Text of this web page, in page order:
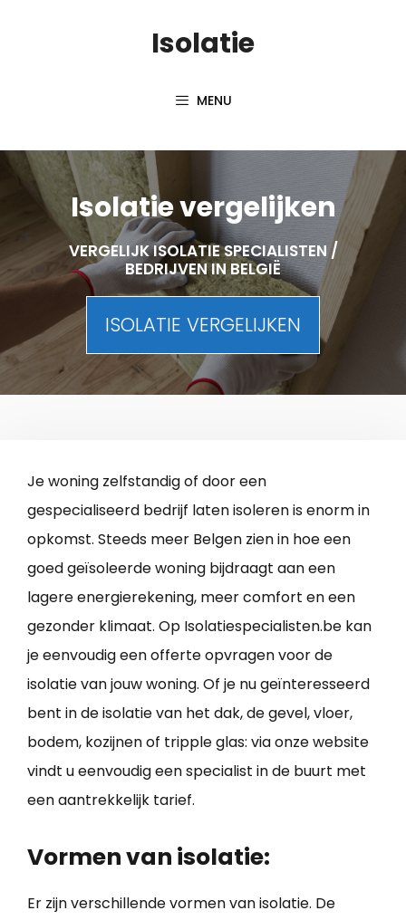
Isolatie
MENU
Isolatie vergelijken
VERGELIJK ISOLATIE SPECIALISTEN /
BEDRIJVEN IN BELGIË
ISOLATIE VERGELIJKEN
Je woning zelfstandig of door een
gespecialiseerd bedrijf laten isoleren is enorm in
opkomst. Steeds meer Belgen zien in hoe een
goed geïsoleerde woning bijdraagt aan een
lagere energierekening, meer comfort en een
gezonder klimaat. Op Isolatiespecialisten.be kan
je eenvoudig een offerte opvragen voor de
isolatie van jouw woning. Of je nu geïnteresseerd
bent in de isolatie van het dak, de gevel, vloer,
bodem, kozijnen of tripple glas: via onze website
vindt u eenvoudig een specialist in de buurt met
een aantrekkelijk tarief.
Vormen van isolatie:
Er zijn verschillende vormen van isolatie. De